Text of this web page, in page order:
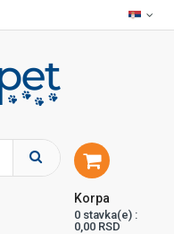
Korpa
0 stavka(e) :
0,00 RSD